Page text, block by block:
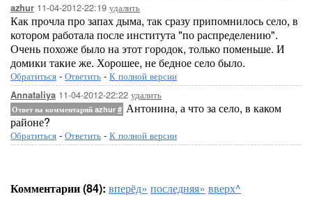
azhur 11-04-2012-22:19 удалить
Как прочла про запах дыма, так сразу припомнилось село, в
котором работала после института "по распределению".
Очень похоже было на этот городок, только поменьше. И
домики такие же. Хорошее, не бедное село было.
Обратиться - Ответить - К полной версии
Annataliya 11-04-2012-22:22 удалить
Ответ на комментарий azhur # Антонина, а что за село, в каком
районе?
Обратиться - Ответить - К полной версии
Комментарии (84): вперёд» последняя» вверх^